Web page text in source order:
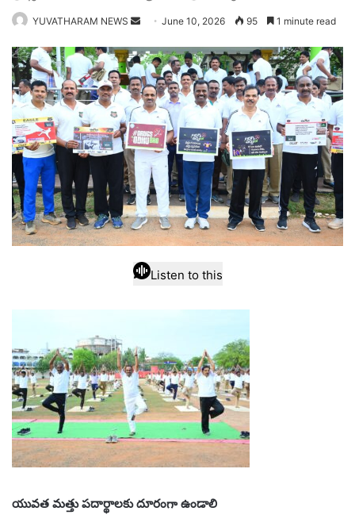
YUVATHARAM NEWS
Send
email
June 10, 2026 95 1 minute read
Listen to this
యువత మత్తు పదార్థాలకు దూరంగా ఉండాలి